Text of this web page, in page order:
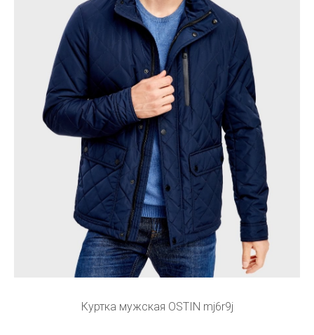
Куртка мужская OSTIN mj6r9j